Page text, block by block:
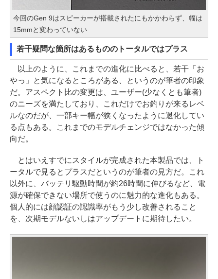
今回のGen 9はスピーカーが搭載されたにもかかわらず、幅は
15mmと変わっていない
若干疑問な箇所はあるもののトータルではプラス
以上のように、これまでの進化に比べると、若干「お
やっ」と気になるところがある、というのが筆者の印象
だ。アスペクト比の変更は、ユーザー(少なくとも筆者)
のニーズを満たしており、これだけでお釣りが来るレベ
ルなのだが、一部キー幅が狭くなったように退化してい
る点もある。これまでのモデルチェンジではなかった傾
向だ。
とはいえすでにスタイルが完成された本製品では、ト
ータルで見るとプラスだというのが筆者の見方だ。これ
以外に、バッテリ駆動時間が約26時間に伸びるなど、電
源が確保できない場所で使うのに魅力的な進化もある。
個人的には顔認証の認識率がもう少し改善されること
を、次期モデルないしはアップデートに期待したい。